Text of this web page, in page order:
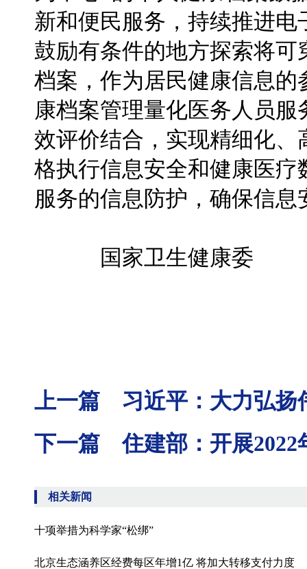
新和便民服务，持续推进
鼓励有条件的地方探索将
档案，作为居民健康信息
康档案管理量化医务人员
效评价结合，实现精细化
格执行信息安全和健康医
服务的信息防护，确保信息
国家卫生健康
上一篇 习近平：大力弘扬
下一篇 住建部：开展2022
相关新闻
十项举措为科学家“松绑”
北京生态涵养区经费每区年增1亿 将加大转移支付力度